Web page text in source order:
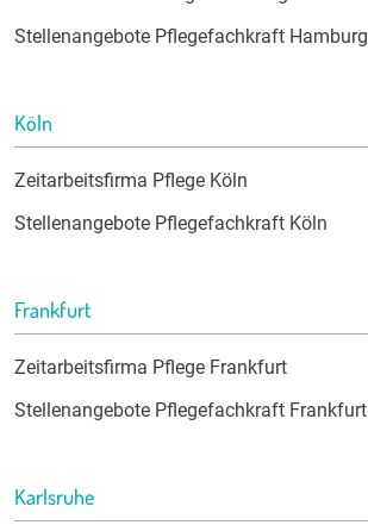
Stellenangebote Pflegefachkraft Hamburg
Köln
Zeitarbeitsfirma Pflege Köln
Stellenangebote Pflegefachkraft Köln
Frankfurt
Zeitarbeitsfirma Pflege Frankfurt
Stellenangebote Pflegefachkraft Frankfurt
Karlsruhe